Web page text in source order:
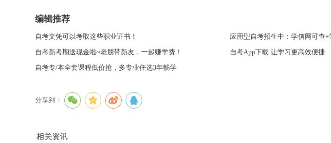
编辑推荐
自考文凭可以考取这些职业证书！ 应用型自考招生中：学信网可查
自考新考期送现金啦~老朋带新友，一起赚学费！ 自考App下载 让学习更高效便捷
自考专/本全套课程低价抢，多专业任选3年畅学
分享到：
相关资讯